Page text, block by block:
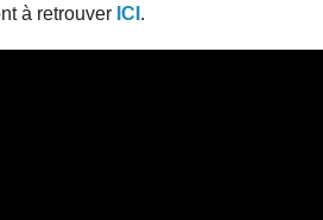
à retrouver ICI .